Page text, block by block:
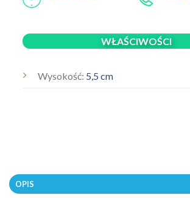
WŁAŚCIWOŚCI
Wysokość: 5,5 cm
OPIS